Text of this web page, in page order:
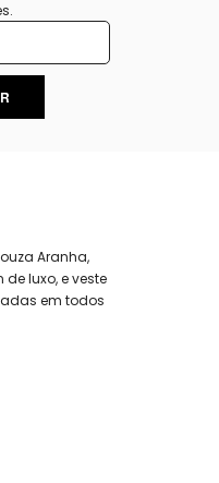
Aranha,
luxo, e veste
em todos